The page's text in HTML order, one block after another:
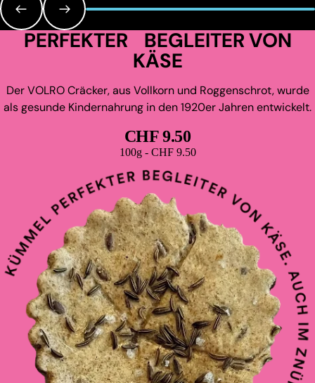
PERFEKTER BEGLEITER VON
KÄSE
Der VOLRO Cräcker, aus Vollkorn und Roggenschrot, wurde
als gesunde Kindernahrung in den 1920er Jahren entwickelt.
CHF 9.50
Grundpreis
100g - CHF 9.50